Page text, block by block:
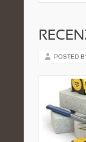
POSTED